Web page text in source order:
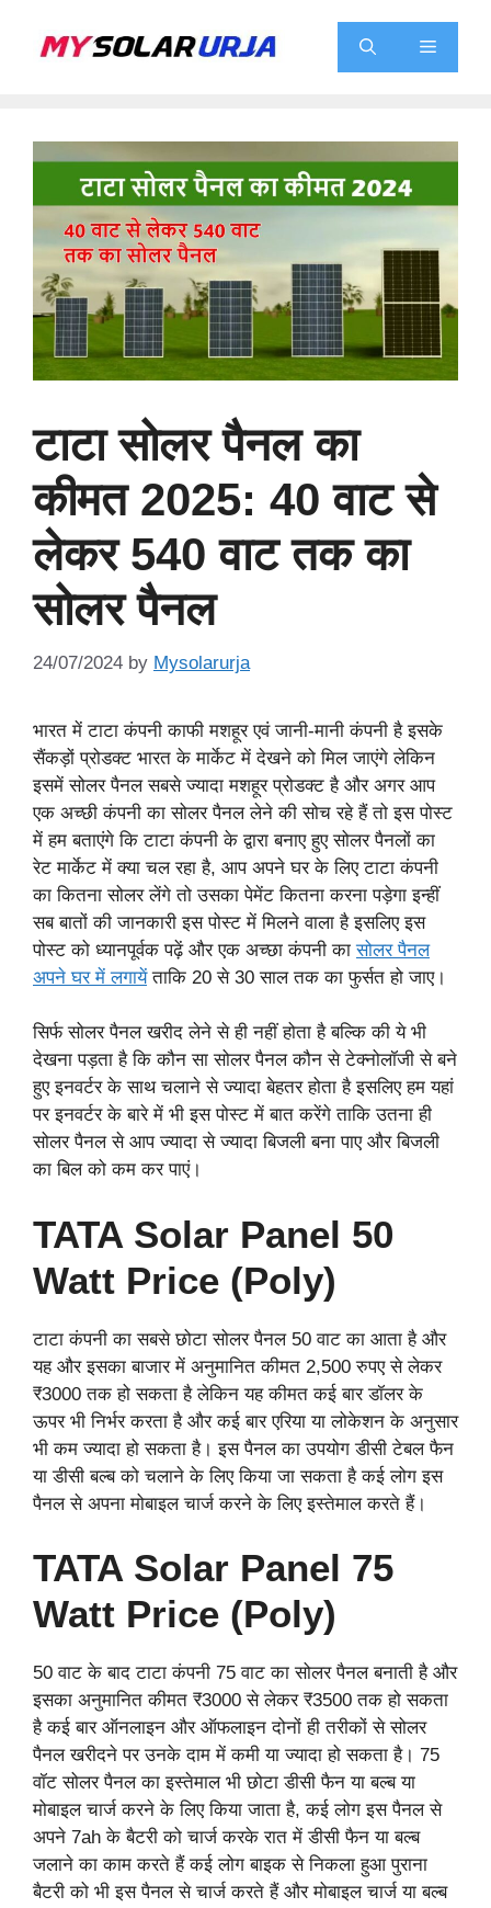
Menu
टाटा सोलर पैनल का
कीमत 2025: 40 वाट से
लेकर 540 वाट तक का
सोलर पैनल
24/07/2024 by Mysolarurja
भारत में टाटा कंपनी काफी मशहूर एवं जानी-मानी कंपनी है इसके
सैंकड़ों प्रोडक्ट भारत के मार्केट में देखने को मिल जाएंगे लेकिन
इसमें सोलर पैनल सबसे ज्यादा मशहूर प्रोडक्ट है और अगर आप
एक अच्छी कंपनी का सोलर पैनल लेने की सोच रहे हैं तो इस पोस्ट
में हम बताएंगे कि टाटा कंपनी के द्वारा बनाए हुए सोलर पैनलों का
रेट मार्केट में क्या चल रहा है, आप अपने घर के लिए टाटा कंपनी
का कितना सोलर लेंगे तो उसका पेमेंट कितना करना पड़ेगा इन्हीं
सब बातों की जानकारी इस पोस्ट में मिलने वाला है इसलिए इस
पोस्ट को ध्यानपूर्वक पढ़ें और एक अच्छा कंपनी कासोलर पैनल
अपने घर में लगायेंताकि 20 से 30 साल तक का फुर्सत हो जाए।
सिर्फ सोलर पैनल खरीद लेने से ही नहीं होता है बल्कि की ये भी
देखना पड़ता है कि कौन सा सोलर पैनल कौन से टेक्नोलॉजी से बने
हुए इनवर्टर के साथ चलाने से ज्यादा बेहतर होता है इसलिए हम यहां
पर इनवर्टर के बारे में भी इस पोस्ट में बात करेंगे ताकि उतना ही
सोलर पैनल से आप ज्यादा से ज्यादा बिजली बना पाए और बिजली
का बिल को कम कर पाएं।
TATA Solar Panel 50
Watt Price (Poly)
टाटा कंपनी का सबसे छोटा सोलर पैनल 50 वाट का आता है और
यह और इसका बाजार में अनुमानित कीमत 2,500 रुपए से लेकर
₹3000 तक हो सकता है लेकिन यह कीमत कई बार डॉलर के
ऊपर भी निर्भर करता है और कई बार एरिया या लोकेशन के अनुसार
भी कम ज्यादा हो सकता है। इस पैनल का उपयोग डीसी टेबल फैन
या डीसी बल्ब को चलाने के लिए किया जा सकता है कई लोग इस
पैनल से अपना मोबाइल चार्ज करने के लिए इस्तेमाल करते हैं।
TATA Solar Panel 75
Watt Price (Poly)
50 वाट के बाद टाटा कंपनी 75 वाट का सोलर पैनल बनाती है और
इसका अनुमानित कीमत ₹3000 से लेकर ₹3500 तक हो सकता
है कई बार ऑनलाइन और ऑफलाइन दोनों ही तरीकों से सोलर
पैनल खरीदने पर उनके दाम में कमी या ज्यादा हो सकता है। 75
वॉट सोलर पैनल का इस्तेमाल भी छोटा डीसी फैन या बल्ब या
मोबाइल चार्ज करने के लिए किया जाता है, कई लोग इस पैनल से
अपने 7ah के बैटरी को चार्ज करके रात में डीसी फैन या बल्ब
जलाने का काम करते हैं कई लोग बाइक से निकला हुआ पुराना
बैटरी को भी इस पैनल से चार्ज करते हैं और मोबाइल चार्ज या बल्ब